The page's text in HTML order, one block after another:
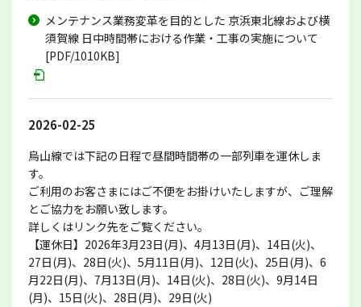
メンテナンス業務変革を目的とした 京浜東北線および横
須賀線 日中時間帯における作業・工事の実施について
[PDF/1010KB]
2026-02-25
烏山線では下記の日程で昼間時間帯の一部列車を運休しま
す。
ご利用のお客さまにはご不便をお掛けいたしますが、ご理解
とご協力をお願い致します。
詳しくはリンク先をご覧ください。
【運休日】2026年3月23日(月)、4月13日(月)、14日(火)、
27日(月)、28日(火)、5月11日(月)、12日(火)、25日(月)、6
月22日(月)、7月13日(月)、14日(火)、28日(火)、9月14日
(月)、15日(火)、28日(月)、29日(火)